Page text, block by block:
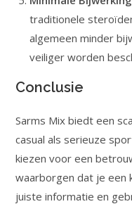
traditionele
algemeen minder
veiliger worden
Conclusie
Sarms Mix biedt een
casual als serieuze
kiezen voor een
waarborgen dat je een
juiste informatie en